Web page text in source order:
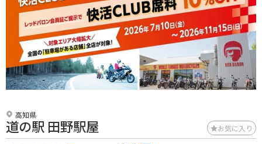
高知県
道の駅 田野駅屋 お気に入り